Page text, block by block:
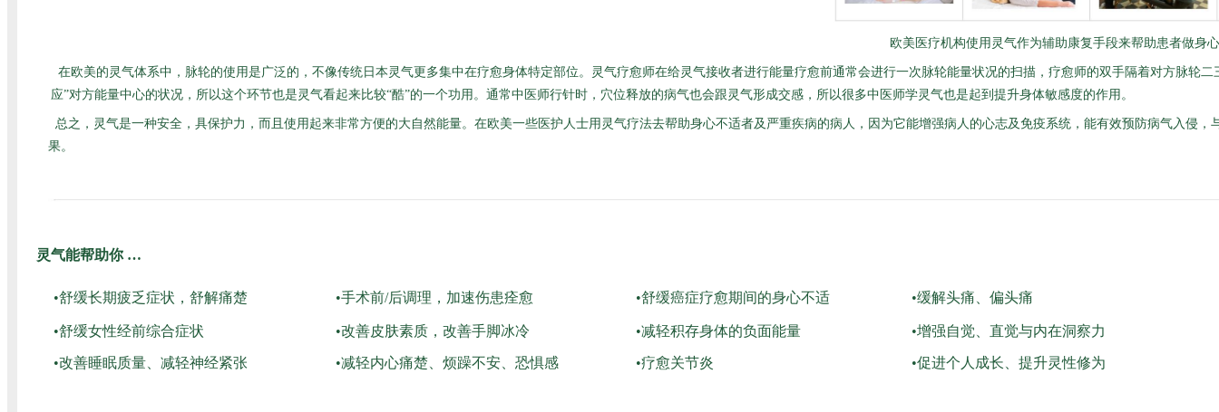
欧美医疗机构使用灵气作为辅助康复手段来帮助患者做身
在欧美的灵气体系中，脉轮的使用是广泛的，不像传统日本灵气更多集中在疗愈身体特定部位。灵气疗愈师在给灵气接收者进行能量疗愈前通常会进行一次脉轮能量状况的扫描，疗愈师的双手隔着对方脉轮二
应”对方能量中心的状况，所以这个环节也是灵气看起来比较“酷”的一个功用。通常中医师行针时，穴位释放的病气也会跟灵气形成交感，所以很多中医师学灵气也是起到提升身体敏感度的作用。
总之，灵气是一种安全，具保护力，而且使用起来非常方便的大自然能量。在欧美一些医护人士用灵气疗法去帮助身心不适者及严重疾病的病人，因为它能增强病人的心志及免疫系统，能有效预防病气入侵，
果。
灵气能帮助你 …
•舒缓长期疲乏症状，舒解痛楚 •手术前/后调理，加速伤患痊愈 •舒缓癌症疗愈期间的身心不适 •缓解头痛、偏头痛
•舒缓女性经前综合症状 •改善皮肤素质，改善手脚冰冷 •减轻积存身体的负面能量 •增强自觉、直觉与内在洞察力
•改善睡眠质量、减轻神经紧张 •减轻内心痛楚、烦躁不安、恐惧感 •疗愈关节炎 •促进个人成长、提升灵性修为